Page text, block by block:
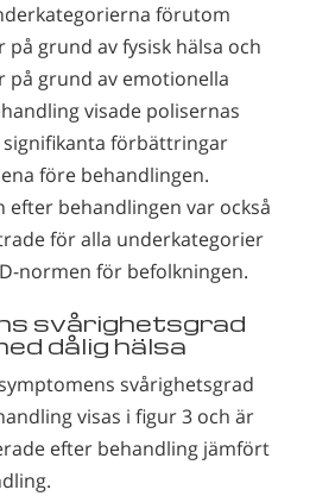
förutom
grund av fysisk hälsa och
på grund av emotionella
visade polisernas
förbättringar
före behandlingen.
efter behandlingen var också
för alla underkategorier
normen för befolkningen.
svårighetsgrad
dålig hälsa
svårighetsgrad
visas i figur 3 och är
efter behandling jämfört